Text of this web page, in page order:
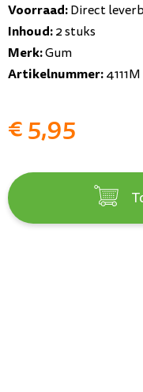
Voorraad:Direct
Inhoud:2 stuks
Merk:Gum
Artikelnummer:4111M
€ 5,95